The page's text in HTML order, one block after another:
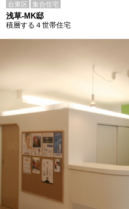
台東区 集合住宅
浅草-MK邸
積層する４世帯住宅